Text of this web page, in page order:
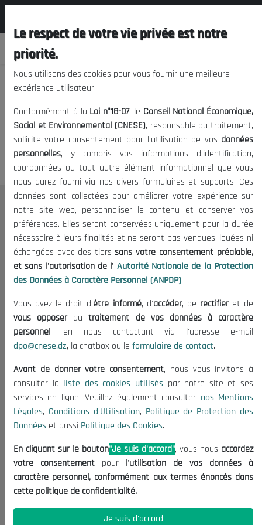
Nous vous prions de nous
excuser, mais l'accès à ce
contenu est restreint.
Le CNESE
A Propos
Le président
Organisation
Publications
Informations utiles
Appels d'offres et Consultations
Mentions Légales
Conditions d'Utilisation
Politique de Protection des Données
Politique des Cookies
Nous Contacter
(+213) 021 98 01 00|01|02
contact@cnese.dz
Suggestions ou Initiatives ?
Newsletter
dernières nouvelles.
Le respect de votre vie privée est notre
priorité.
Nous utilisons des cookies pour vous fournir une meilleure
expérience utilisateur.
Conformément à la Loi n°18-07, le Conseil National Économique,
Social et Environnemental (CNESE), responsable du traitement,
sollicite votre consentement pour l'utilisation de vos données
personnelles, y compris vos informations d'identification,
coordonnées ou tout autre élément informationnel que vous
nous aurez fourni via nos divers formulaires et supports. Ces
données sont collectées pour améliorer votre expérience sur
notre site web, personnaliser le contenu et conserver vos
préférences. Elles seront conservées uniquement pour la durée
nécessaire à leurs finalités et ne seront pas vendues, louées ni
échangées avec des tierssans votre consentement préalable,
et sans l'autorisation de l' Autorité Nationale de la Protection
des Données à Caractère Personnel (ANPDP)
Vous avez le droit d'être informé, d'accéder, de rectifieret de
vous opposerautraitement de vos données à caractère
personnel, en nous contactant via l'adresse e-mail
dpo@cnese.dz, la chatbox ou le formulaire de contact.
Avant de donner votre consentement, nous vous invitons à
consulter la liste des cookies utilisés par notre site et ses
services en ligne. Veuillez également consulter nos Mentions
Légales, Conditions d'Utilisation, Politique de Protection des
Données et aussi Politique des Cookies.
En cliquant sur le bouton"Je suis d'accord", vous nous accordez
votre consentement pour l'utilisation de vos données à
caractère personnel, conformément aux termes énoncés dans
cette politique de confidentialité.
Je suis d'accord